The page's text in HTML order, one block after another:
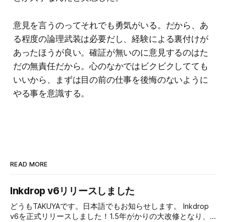
意見を言うのってそれでも勇気がいる。だから、あ
る程度の論理武装は必要だし、経験による裏付けが
あったほうが良い。確証が無いのに意見するのはた
だの無責任だから。心のなかではビクビクしてても
いいから、まずは目の前の仕事を後悔のないように
やる事を意識する。
READ MORE
Inkdrop v6リリースしました
どうもTAKUYAです。日本語でもお知らせします。 Inkdrop
v6を正式リリースしました！1.5年がかりの大改修となり、